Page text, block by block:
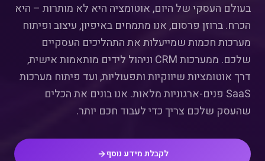
בעולם העסקי של היום, אוטומציה היא לא מותרות – היא
הכרח. ברוזן פרסום, אנו מתמחים באיפיון, עיצוב ופיתוח
מערכות חכמות שמייעלות את התהליכים העסקיים
שלכם. ממערכות CRM וניהול לידים מותאמות אישית,
דרך אוטומציות שיווקיות ותפעוליות, ועד פיתוח מערכות
SaaS פנים-ארגוניות מלאות. אנו בונים את הכלים
שהעסק שלכם צריך כדי לעבוד חכם יותר.
לקבלת מידע נוסף